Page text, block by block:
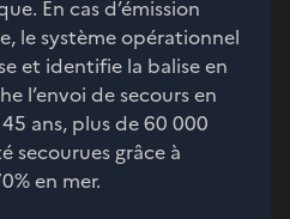
En cas d’émission
le système opérationnel
et identifie la balise en
l’envoi de secours en
ans, plus de 60 000
secourues grâce à
en mer.